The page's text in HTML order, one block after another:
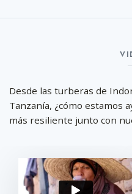
Para apoyar la
implementación del
Acuerdo de París y el
portafolio de proyectos
de UNOPS en los ámbitos
del agua, el medio
Videos
Desde las turberas de
Tanzanía, ¿cómo estamos
más resiliente junto con